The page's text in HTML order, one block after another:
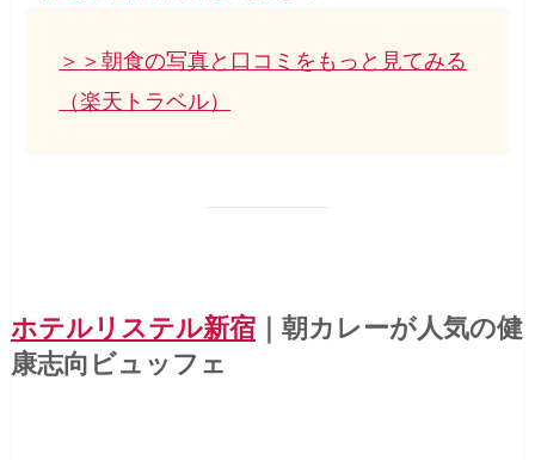
＞＞朝食の写真と口コミをもっと見てみる
（楽天トラベル）
ホテルリステル新宿｜朝カレーが人気の健
康志向ビュッフェ